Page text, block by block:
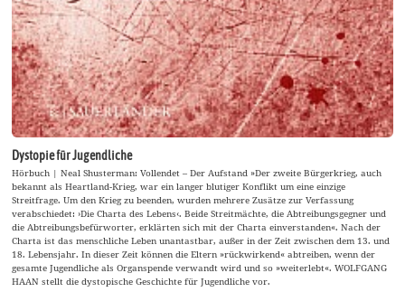
Dystopie für Jugendliche
Hörbuch | Neal Shusterman: Vollendet – Der Aufstand »Der zweite Bürgerkrieg, auch
bekannt als Heartland-Krieg, war ein langer blutiger Konflikt um eine einzige
Streitfrage. Um den Krieg zu beenden, wurden mehrere Zusätze zur Verfassung
verabschiedet: ›Die Charta des Lebens‹. Beide Streitmächte, die Abtreibungsgegner und
die Abtreibungsbefürworter, erklärten sich mit der Charta einverstanden«. Nach der
Charta ist das menschliche Leben unantastbar, außer in der Zeit zwischen dem 13. und
18. Lebensjahr. In dieser Zeit können die Eltern »rückwirkend« abtreiben, wenn der
gesamte Jugendliche als Organspende verwandt wird und so »weiterlebt«. WOLFGANG
HAAN stellt die dystopische Geschichte für Jugendliche vor.